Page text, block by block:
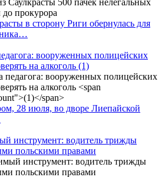
в сторону Риги обернулась для
вооруженных полицейских
на алкоголь (1)
28 июля, во дворе Лиепайской
инструмент: водитель трижды
польскими правами